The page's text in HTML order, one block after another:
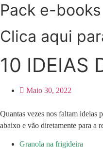
Pack e-
Clica aqui
10 IDEIAS
Maio 30, 2022
Quantas vezes nos faltam ideias
abaixo e vão diretamente para a
Granola na frigideira